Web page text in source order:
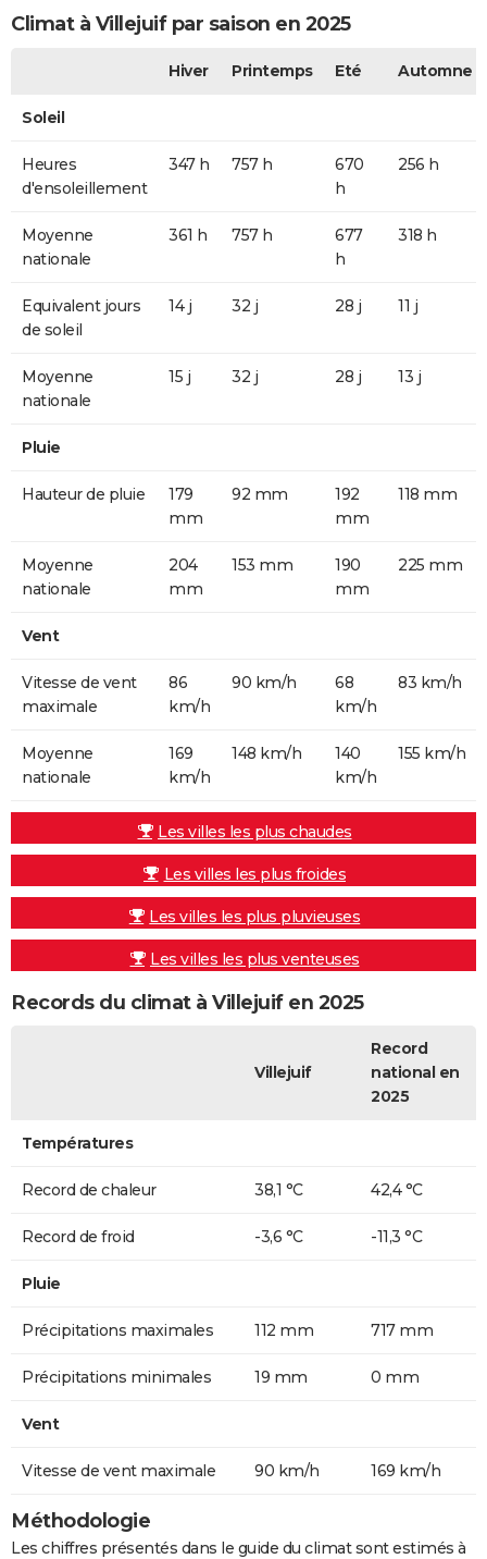
Climat à Villejuif par saison en 2025
Hiver Printemps Eté Automne
Soleil
Heures
d'ensoleillement
347 h 757 h
670
h
256 h
Moyenne
nationale
361 h 757 h
677
h
318 h
Equivalent jours
de soleil
14 j 32 j 28 j 11 j
Moyenne
nationale
15 j 32 j 28 j 13 j
Pluie
Hauteur de pluie
179
mm
92 mm
192
mm
118 mm
Moyenne
nationale
204
mm
153 mm
190
mm
225 mm
Vent
Vitesse de vent
maximale
86
km/h
90 km/h
68
km/h
83 km/h
Moyenne
nationale
169
km/h
148 km/h
140
km/h
155 km/h
Les villes les plus chaudes
Les villes les plus froides
Les villes les plus pluvieuses
Les villes les plus venteuses
Records du climat à Villejuif en 2025
Villejuif
Record
national en
2025
Températures
Record de chaleur 38,1 °C 42,4 °C
Record de froid -3,6 °C -11,3 °C
Pluie
Précipitations maximales 112 mm 717 mm
Précipitations minimales 19 mm 0 mm
Vent
Vitesse de vent maximale 90 km/h 169 km/h
Méthodologie
Les chiffres présentés dans le guide du climat sont estimés à